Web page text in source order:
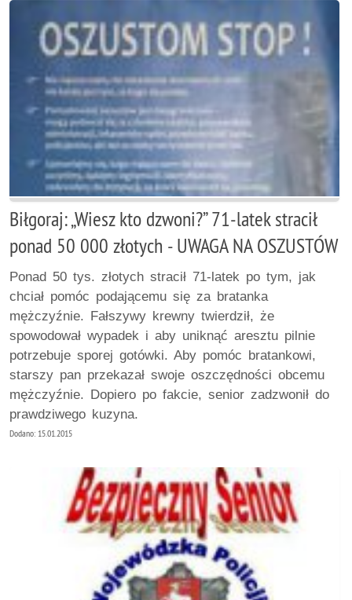
Biłgoraj: „Wiesz kto dzwoni?” 71-latek stracił
ponad 50 000 złotych - UWAGA NA OSZUSTÓW
Ponad 50 tys. złotych stracił 71-latek po tym, jak
chciał pomóc podającemu się za bratanka
mężczyźnie. Fałszywy krewny twierdził, że
spowodował wypadek i aby uniknąć aresztu pilnie
potrzebuje sporej gotówki. Aby pomóc bratankowi,
starszy pan przekazał swoje oszczędności obcemu
mężczyźnie. Dopiero po fakcie, senior zadzwonił do
prawdziwego kuzyna.
Dodano: 15.01.2015